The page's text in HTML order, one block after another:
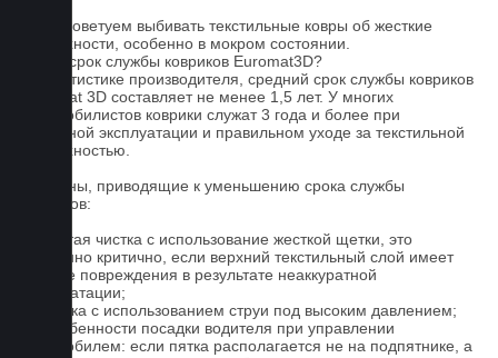
5. Не советуем выбивать текстильные ковры об жесткие
поверхности, особенно в мокром состоянии.
Какой срок службы ковриков Euromat3D?
По статистике производителя, средний срок службы ковриков
Euromat 3D составляет не менее 1,5 лет. У многих
автомобилистов коврики служат 3 года и более при
бережной эксплуатации и правильном уходе за текстильной
поверхностью.
Причины, приводящие к уменьшению срока службы
ковриков:
1. Частая чистка с использование жесткой щетки, это
особенно критично, если верхний текстильный слой имеет
мелкие повреждения в результате неаккуратной
эксплуатации;
2. Мойка с использованием струи под высоким давлением;
3. Особенности посадки водителя при управлении
автомобилем: если пятка располагается не на подпятнике, а